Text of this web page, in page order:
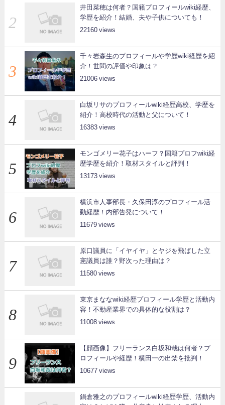
井田菜穂は何者？国籍プロフィールwiki経歴、
学歴を紹介！結婚、夫や子供についても！
22160
千々岩森生のプロフィールや学歴wiki経歴を紹
介！世間の評価や印象は？
21006
白坂リサのプロフィールwiki経歴高校、学歴を
紹介！高校時代の活動と父について！
16383
モンゴメリー花子はハーフ？国籍プロフwiki経
歴学歴を紹介！取材スタイルと評判！
13173
横浜市人事部長・久保田淳のプロフィール活
動経歴！内部告発について！
11679
原口議員に「イヤイヤ」とヤジを飛ばした立
憲議員は誰？野次った理由は？
11580
東京まななwiki経歴プロフィール学歴と活動内
容！不動産業界での具体的な役割は？
11008
【顔画像】フリーランス白坂和哉は何者？プ
ロフィールや経歴！横田一の出禁を批判！
10677
鍋倉雅之のプロフィールwiki経歴学歴、活動内